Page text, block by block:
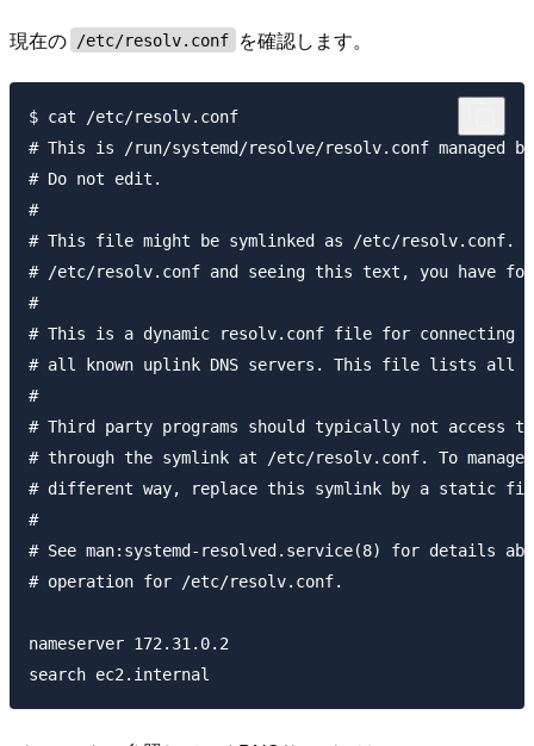
現在の /etc/resolv.conf を確認します。
$ cat /etc/resolv.conf
# This is /run/systemd/resolve/resolv.conf managed
# Do not edit.
#
# This file might be symlinked as /etc/resolv.conf.
# /etc/resolv.conf and seeing this text, you have
#
# This is a dynamic resolv.conf file for
# all known uplink DNS servers. This file lists all
#
# Third party programs should typically not
# through the symlink at /etc/resolv.conf. To
# different way, replace this symlink by a static
#
# See man:systemd-resolved.service(8) for details
# operation for /etc/resolv.conf.
nameserver 172.31.0.2